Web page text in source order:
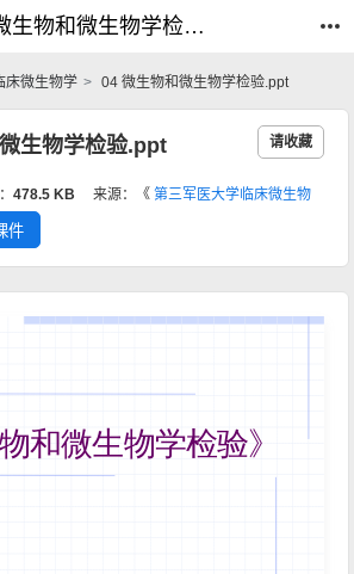
04 微生物和微生物学检验.ppt_临床微生物学_公开课网
04 微生物和微生物学检验.ppt_临床微生物学_公开课网
床微生物学 04 微生物和微生物学检验.ppt
生物学检验.ppt 请收藏
478.5 KB 来源：《第三军医大学临床微生物
件